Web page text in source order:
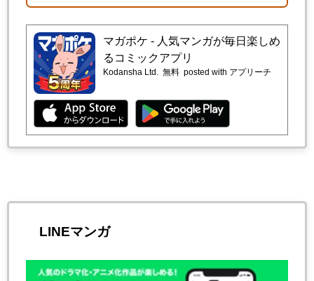
マガポケ - 人気マンガが毎日楽しめ
るコミックアプリ
Kodansha Ltd. 無料 posted with アプリーチ
LINEマンガ